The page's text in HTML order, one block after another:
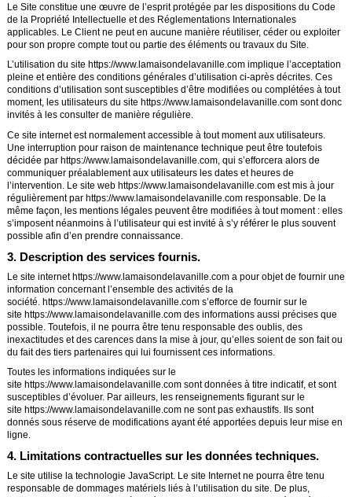
Le Site constitue une œuvre de l’esprit protégée par les dispositions du Code
de la Propriété Intellectuelle et des Réglementations Internationales
applicables. Le Client ne peut en aucune manière réutiliser, céder ou exploiter
pour son propre compte tout ou partie des éléments ou travaux du Site.
L’utilisation du site https://www.lamaisondelavanille.com implique l’acceptation
pleine et entière des conditions générales d’utilisation ci-après décrites. Ces
conditions d’utilisation sont susceptibles d’être modifiées ou complétées à tout
moment, les utilisateurs du site https://www.lamaisondelavanille.com sont donc
invités à les consulter de manière régulière.
Ce site internet est normalement accessible à tout moment aux utilisateurs.
Une interruption pour raison de maintenance technique peut être toutefois
décidée par https://www.lamaisondelavanille.com, qui s’efforcera alors de
communiquer préalablement aux utilisateurs les dates et heures de
l’intervention. Le site web https://www.lamaisondelavanille.com est mis à jour
régulièrement par https://www.lamaisondelavanille.com responsable. De la
même façon, les mentions légales peuvent être modifiées à tout moment : elles
s’imposent néanmoins à l’utilisateur qui est invité à s’y référer le plus souvent
possible afin d’en prendre connaissance.
3. Description des services fournis.
Le site internethttps://www.lamaisondelavanille.com a pour objet de fournir une
information concernant l’ensemble des activités de la
société. https://www.lamaisondelavanille.com s’efforce de fournir sur le
site https://www.lamaisondelavanille.com des informations aussi précises que
possible. Toutefois, il ne pourra être tenu responsable des oublis, des
inexactitudes et des carences dans la mise à jour, qu’elles soient de son fait ou
du fait des tiers partenaires qui lui fournissent ces informations.
Toutes les informations indiquées sur le
site https://www.lamaisondelavanille.com sont données à titre indicatif, et sont
susceptibles d’évoluer. Par ailleurs, les renseignements figurant sur le
site https://www.lamaisondelavanille.com ne sont pas exhaustifs. Ils sont
donnés sous réserve de modifications ayant été apportées depuis leur mise en
ligne.
4. Limitations contractuelles sur les données techniques.
Le site utilise la technologie JavaScript. Le site Internet ne pourra être tenu
responsable de dommages matériels liés à l’utilisation du site. De plus,